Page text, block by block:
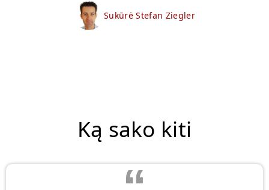
Sukūrė Stefan Ziegler
Ką sako kiti